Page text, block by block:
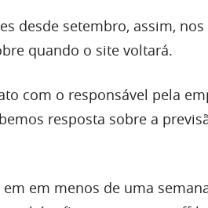
desde setembro, assim,
quando o site voltará.
com o responsável pela
resposta sobre a
em menos de uma